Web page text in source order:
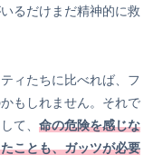
るだけまだ精神的に救
ィたちに比べれば、フ
もしれません。それで
て、 命の危険を感じな
ことも、ガッツが必要